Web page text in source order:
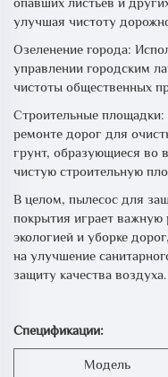
улучшая чистоту
Озеленение города:
управлении городским
чистоты общественных
Строительные площадки:
ремонте дорог для
грунт, образующиеся во
чистую строительную
В целом, пылесос для
покрытия играет важную
экологией и уборке
на улучшение
защиту качества воздуха.
Спецификации:
Модель